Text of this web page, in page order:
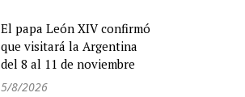
El papa León XIV confirmó
que visitará la Argentina
del 8 al 11 de noviembre
5/8/2026